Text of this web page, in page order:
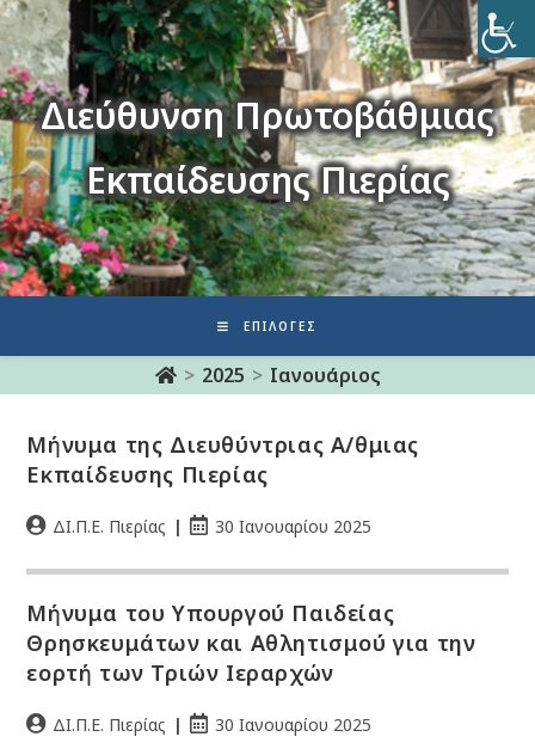
Διεύθυνση Πρωτοβάθμιας
Εκπαίδευσης Πιερίας
ΕΠΙΛΟΓΈΣ
> 2025 > Ιανουάριος
Μήνυμα της Διευθύντριας Α/θμιας
Εκπαίδευσης Πιερίας
ΔΙ.Π.Ε. Πιερίας 30 Ιανουαρίου 2025
Μήνυμα του Υπουργού Παιδείας
Θρησκευμάτων και Αθλητισμού για την
εορτή των Τριών Ιεραρχών
ΔΙ.Π.Ε. Πιερίας 30 Ιανουαρίου 2025